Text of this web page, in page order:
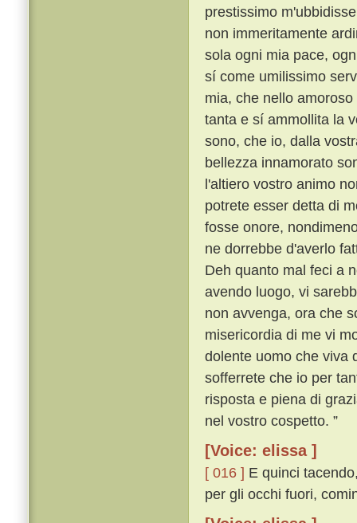
prestissimo
non immeritamente
sola ogni mia pace,
sí come umilissimo
mia, che nello
tanta e sí ammollita la
sono, che io, dalla
bellezza innamorato
l'altiero vostro animo
potrete esser detta di
fosse onore,
ne dorrebbe d'averlo
Deh quanto mal feci a
avendo luogo, vi
non avvenga, ora che
misericordia di me vi
dolente uomo che viva
sofferrete che io per
risposta e piena di
nel vostro cospetto. ”
[Voice: elissa ]
[ 016 ] E quinci
per gli occhi fuori,